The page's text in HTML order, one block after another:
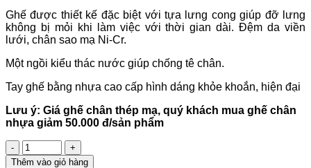
Ghế được thiết kế đặc biệt với tựa lưng cong giúp đỡ lưng
không bị mỏi khi làm việc với thời gian dài. Đệm da viền
lưới, chân sao mạ Ni-Cr.
Một ngồi kiểu thác nước giúp chống tê chân.
Tay ghế bằng nhựa cao cấp hình dáng khỏe khoắn, hiện đại
Lưu ý: Giá ghế chân thép mạ, quý khách mua ghế chân
nhựa giảm 50.000 đ/sản phẩm
Số
lượng
Thêm vào giỏ hàng